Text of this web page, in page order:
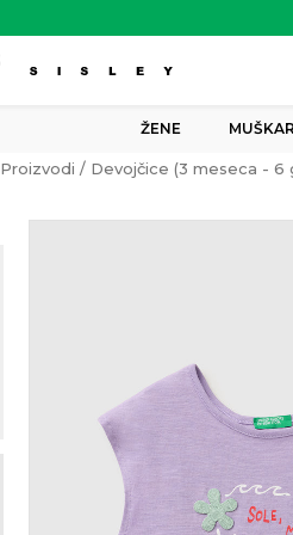
ŽENE
Proizvodi Devojčice (3 meseca - 6